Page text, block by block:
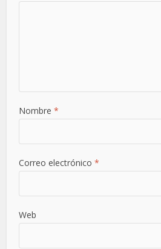
Nombre*
Correo electrónico*
Web